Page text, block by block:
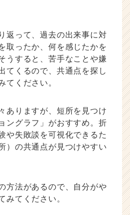
返って、過去の出来事に対
取ったか、何を感じたかを
うすると、苦手なことや嫌
てくるので、共通点を探し
てください。
ありますが、短所を見つけ
ングラフ」がおすすめ。折
や失敗談を可視化できるた
）の共通点が見つけやすい
方法があるので、自分がや
みてください。